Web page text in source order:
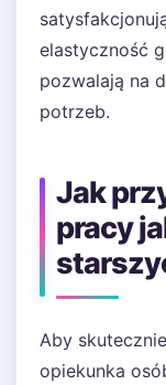
elastyczność
pozwalają na
potrzeb.
Jak
pracy
Aby
opiekunka